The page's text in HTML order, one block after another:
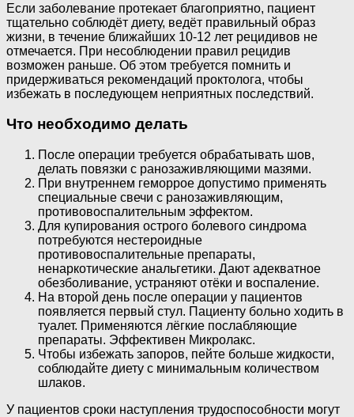
Если заболевание протекает благоприятно, пациент
тщательно соблюдёт диету, ведёт правильный образ
жизни, в течение ближайших 10-12 лет рецидивов не
отмечается. При несоблюдении правил рецидив
возможен раньше. Об этом требуется помнить и
придерживаться рекомендаций проктолога, чтобы
избежать в последующем неприятных последствий.
Что необходимо делать
После операции требуется обрабатывать шов,
делать повязки с ранозаживляющими мазями.
При внутреннем геморрое допустимо применять
специальные свечи с ранозаживляющим,
противовоспалительным эффектом.
Для купирования острого болевого синдрома
потребуются нестероидные
противовоспалительные препараты,
ненаркотические анальгетики. Дают адекватное
обезболивание, устраняют отёки и воспаление.
На второй день после операции у пациентов
появляется первый стул. Пациенту больно ходить в
туалет. Применяются лёгкие послабляющие
препараты. Эффективен Микролакс.
Чтобы избежать запоров, пейте больше жидкости,
соблюдайте диету с минимальным количеством
шлаков.
У пациентов сроки наступления трудоспособности могут